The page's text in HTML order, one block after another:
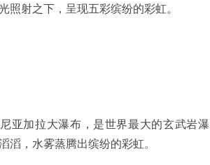
照射之下，呈现五彩缤纷的彩虹。
亚加拉大瀑布，是世界最大的玄武岩瀑
滔，水雾蒸腾出缤纷的彩虹。